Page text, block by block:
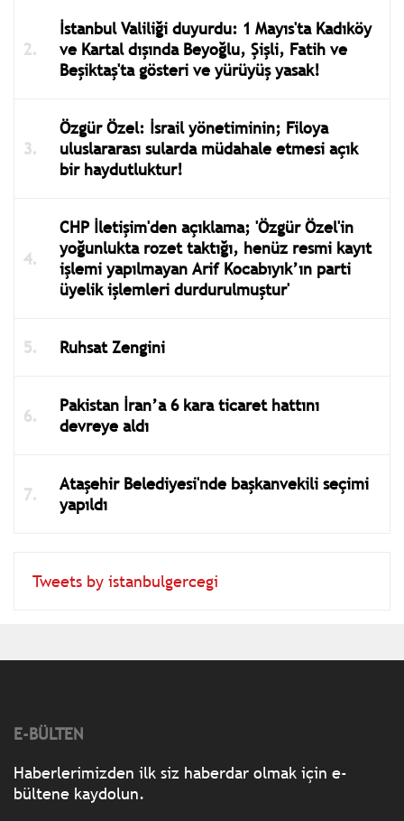
İstanbul Valiliği duyurdu: 1 Mayıs'ta Kadıköy
ve Kartal dışında Beyoğlu, Şişli, Fatih ve
Beşiktaş'ta gösteri ve yürüyüş yasak!
Özgür Özel: İsrail yönetiminin; Filoya
uluslararası sularda müdahale etmesi açık
bir haydutluktur!
CHP İletişim'den açıklama; 'Özgür Özel'in
yoğunlukta rozet taktığı, henüz resmi kayıt
işlemi yapılmayan Arif Kocabıyık’ın parti
üyelik işlemleri durdurulmuştur'
Ruhsat Zengini
Pakistan İran’a 6 kara ticaret hattını
devreye aldı
Ataşehir Belediyesi'nde başkanvekili seçimi
yapıldı
Tweets by istanbulgercegi
E-BÜLTEN
Haberlerimizden ilk siz haberdar olmak için e-
bültene kaydolun.